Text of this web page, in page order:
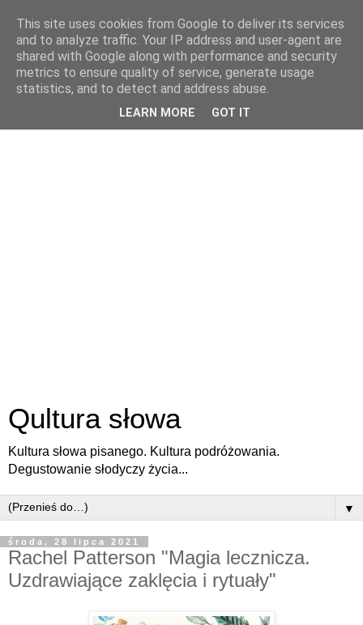
Qultura słowa
Kultura słowa pisanego. Kultura podróżowania.
Degustowanie słodyczy życia...
▼
środa, 28 lipca 2021
Rachel Patterson "Magia lecznicza.
Uzdrawiające zaklęcia i rytuały"
This site uses cookies from Google to deliver its services
and to analyze traffic. Your IP address and user-agent are
shared with Google along with performance and security
metrics to ensure quality of service, generate usage
statistics, and to detect and address abuse.
LEARN MORE GOT IT